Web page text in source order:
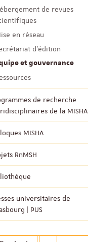
de revues
en réseau
d'édition
et gouvernance
de recherche
de la MISHA
MISHA
RnMSH
universitaires de
| PUS